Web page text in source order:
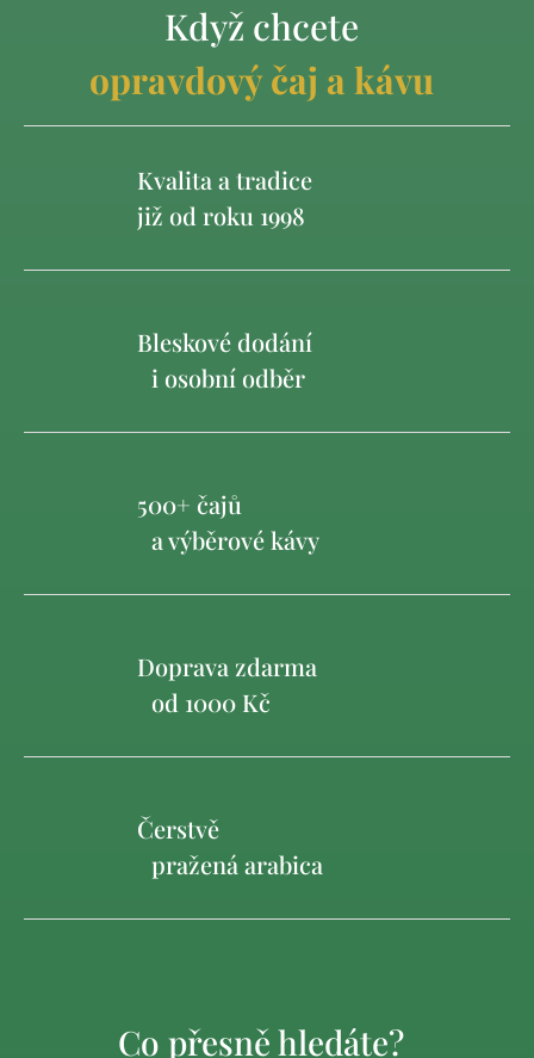
Když chcete
opravdový čaj a kávu
Kvalita a tradice
již od roku 1998
Bleskové dodání
i osobní odběr
500+ čajů
a výběrové kávy
Doprava zdarma
od 1000 Kč
Čerstvě
pražená arabica
Co přesně hledáte?